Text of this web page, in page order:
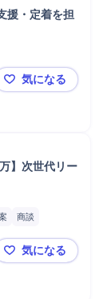
援・定着を担
SaaSカス
気になる
】次世代リー
商談
ズヒアリング【SaaS営
気になる